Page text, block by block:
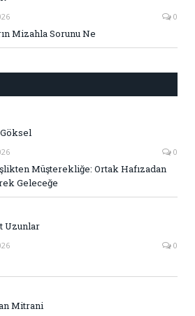
0
Mizahla Sorunu Ne
0
Müşterekliğe: Ortak Hafızadan
Geleceğe
Uzunlar
0
Mitrani